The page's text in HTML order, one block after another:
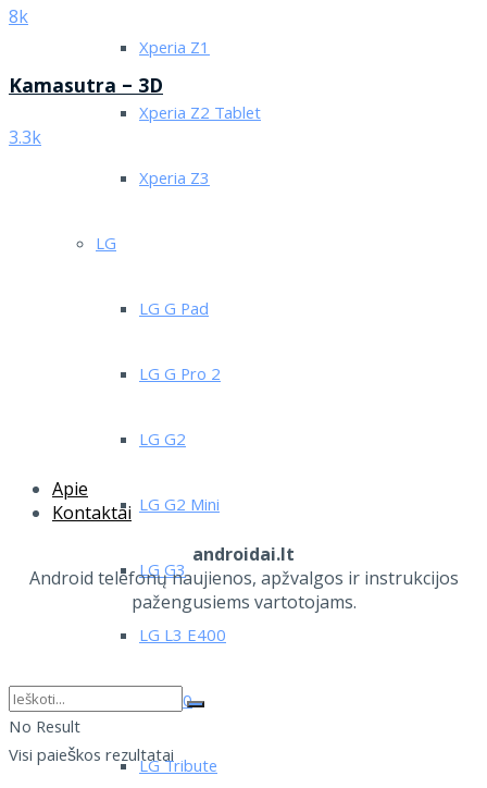
Xperia Z1
Xperia Z2 Tablet
Xperia Z3
LG
LG G Pad
LG G Pro 2
LG G2
LG G2 Mini
LG G3
LG L3 E400
LG L90
LG Tribute
8k
Kamasutra – 3D
3.3k
Apie
Kontaktai
androidai.lt
Android telefonų naujienos, apžvalgos ir instrukcijos
pažengusiems vartotojams.
No Result
Visi paieškos rezultatai